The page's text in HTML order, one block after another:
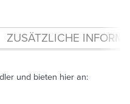
ZUSÄTZLICHE
und bieten hier an: